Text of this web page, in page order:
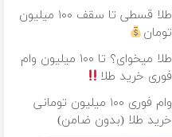
طلا قسطی تا سقف ۱۰۰ میلیون
تومان
طلا میخوای؟ تا ۱۰۰ میلیون وام
فوری خرید طلا
وام فوری ۱۰۰ میلیون تومانی
خرید طلا (بدون ضامن)